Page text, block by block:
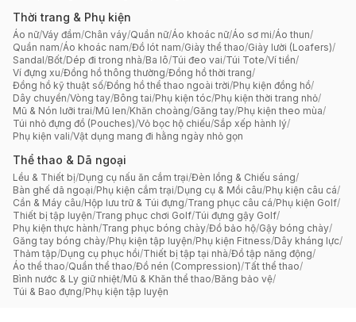
Thời trang & Phụ kiện
Áo nữ/Váy đầm/Chân váy/Quần nữ/Áo khoác nữ/Áo sơ mi/Áo thun/
Quần nam/Áo khoác nam/Đồ lót nam/Giày thể thao/Giày lười (Loafers)/
Sandal/Bốt/Dép đi trong nhà/Ba lô/Túi đeo vai/Túi Tote/Ví tiền/
Ví đựng xu/Đồng hồ thông thường/Đồng hồ thời trang/
Đồng hồ kỹ thuật số/Đồng hồ thể thao ngoài trời/Phụ kiện đồng hồ/
Dây chuyền/Vòng tay/Bông tai/Phụ kiện tóc/Phụ kiện thời trang nhỏ/
Mũ & Nón lưỡi trai/Mũ len/Khăn choàng/Găng tay/Phụ kiện theo mùa/
Túi nhỏ đựng đồ (Pouches)/Vỏ bọc hộ chiếu/Sắp xếp hành lý/
Phụ kiện vali/Vật dụng mang đi hằng ngày nhỏ gọn
Thể thao & Dã ngoại
Lều & Thiết bị/Dụng cụ nấu ăn cắm trại/Đèn lồng & Chiếu sáng/
Bàn ghế dã ngoại/Phụ kiện cắm trại/Dụng cụ & Mồi câu/Phụ kiện câu cá/
Cần & Máy câu/Hộp lưu trữ & Túi đựng/Trang phục câu cá/Phụ kiện Golf/
Thiết bị tập luyện/Trang phục chơi Golf/Túi đựng gậy Golf/
Phụ kiện thực hành/Trang phục bóng chày/Đồ bảo hộ/Gậy bóng chày/
Găng tay bóng chày/Phụ kiện tập luyện/Phụ kiện Fitness/Dây kháng lực/
Thảm tập/Dụng cụ phục hồi/Thiết bị tập tại nhà/Đồ tập năng động/
Áo thể thao/Quần thể thao/Đồ nén (Compression)/Tất thể thao/
Bình nước & Ly giữ nhiệt/Mũ & Khăn thể thao/Băng bảo vệ/
Túi & Bao đựng/Phụ kiện tập luyện